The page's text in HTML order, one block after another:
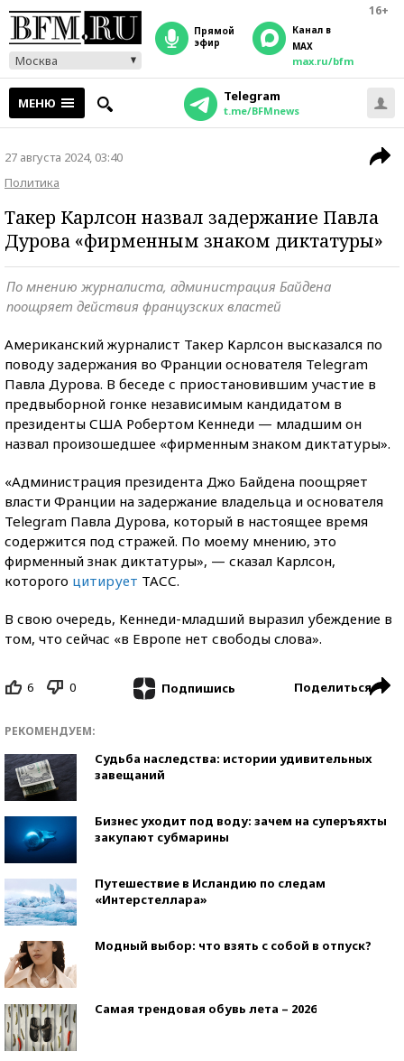
16+
Москва
прямой
эфир
Канал в
MAX
max.ru/bfm
МЕНЮ Telegram
t.me/BFMnews
27 августа 2024, 03:40
Политика
Такер Карлсон назвал задержание Павла
Дурова «фирменным знаком диктатуры»
По мнению журналиста, администрация Байдена
поощряет действия французских властей
Американский журналист Такер Карлсон высказался по
поводу задержания во Франции основателя Telegram
Павла Дурова. В беседе с приостановившим участие в
предвыборной гонке независимым кандидатом в
президенты США Робертом Кеннеди — младшим он
назвал произошедшее «фирменным знаком диктатуры».
«Администрация президента Джо Байдена поощряет
власти Франции на задержание владельца и основателя
Telegram Павла Дурова, который в настоящее время
содержится под стражей. По моему мнению, это
фирменный знак диктатуры», — сказал Карлсон,
которого цитирует ТАСС.
В свою очередь, Кеннеди-младший выразил убеждение в
том, что сейчас «в Европе нет свободы слова».
6 0 Подпишись Поделиться
РЕКОМЕНДУЕМ:
Судьба наследства: истории удивительных
завещаний
Бизнес уходит под воду: зачем на суперъяхты
закупают субмарины
Путешествие в Исландию по следам
«Интерстеллара»
Модный выбор: что взять с собой в отпуск?
Самая трендовая обувь лета – 2026